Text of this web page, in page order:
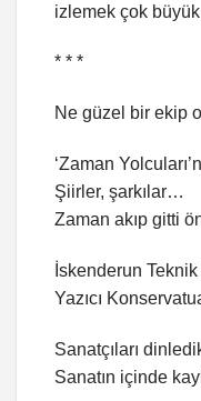
izlemek çok
* * *
Ne güzel bir ekip
‘Zaman
Şiirler, şarkılar…
Zaman akıp gitti
İskenderun
Yazıcı
Sanatçıları
Sanatın içinde